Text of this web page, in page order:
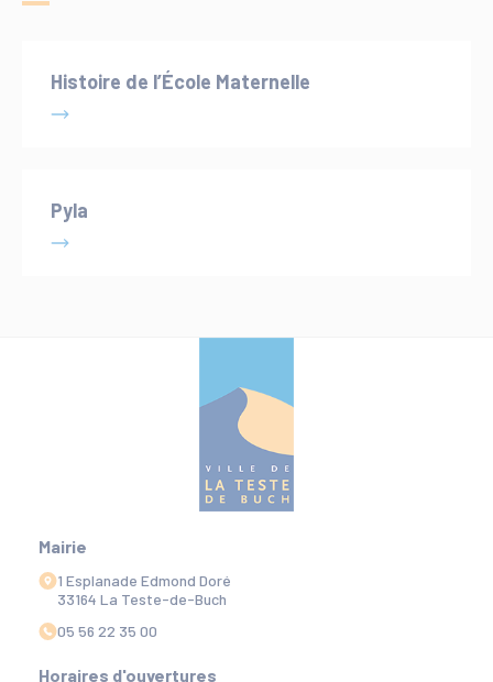
Histoire de l’École Maternelle
Pyla
Mairie
1 Esplanade Edmond Doré
33164 La Teste-de-Buch
05 56 22 35 00
Horaires d'ouvertures